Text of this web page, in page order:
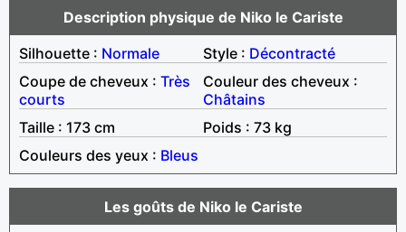
Description physique de Niko le Cariste
Silhouette : Normale Style : Décontracté
Coupe de cheveux : Très
courts
Couleur des cheveux :
Châtains
Taille : 173 cm
Poids : 73 kg
Couleurs des yeux : Bleus
Les goûts de Niko le Cariste